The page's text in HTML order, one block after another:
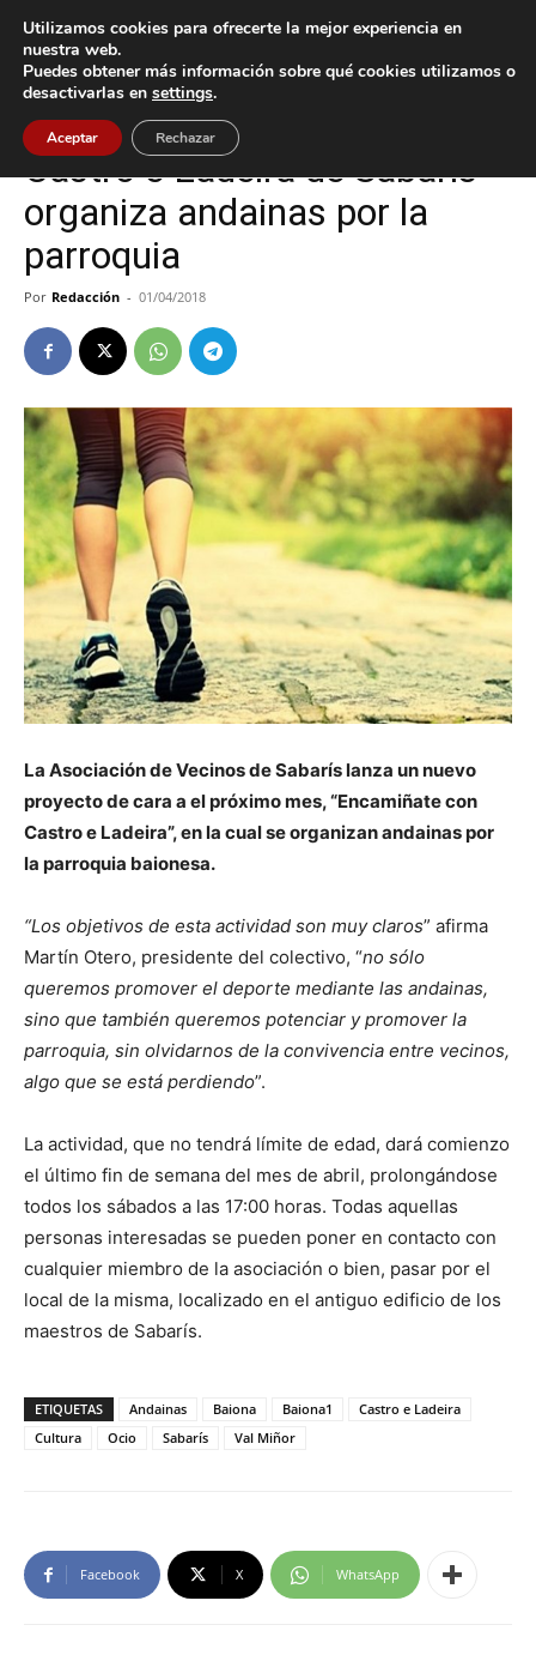
Inicio Baiona
Baiona Cultura / Ocio
Castro e Ladeira de Sabarís
organiza andainas por la
parroquia
Por Redacción - 01/04/2018
La Asociación de Vecinos de Sabarís lanza un nuevo
proyecto de cara a el próximo mes, “Encamiñate con
Castro e Ladeira”, en la cual se organizan andainas por
la parroquia baionesa.
“Los objetivos de esta actividad son muy claros” afirma
Martín Otero, presidente del colectivo, “no sólo
queremos promover el deporte mediante las andainas,
sino que también queremos potenciar y promover la
parroquia, sin olvidarnos de la convivencia entre vecinos,
algo que se está perdiendo”.
La actividad, que no tendrá límite de edad, dará comienzo
el último fin de semana del mes de abril, prolongándose
todos los sábados a las 17:00 horas. Todas aquellas
personas interesadas se pueden poner en contacto con
cualquier miembro de la asociación o bien, pasar por el
local de la misma, localizado en el antiguo edificio de los
maestros de Sabarís.
ETIQUETAS Andainas Baiona Baiona1
Castro e Ladeira
Cultura
Ocio Sabarís Val Miñor
Facebook X WhatsApp
Utilizamos cookies para ofrecerte la mejor experiencia en
nuestra web.
Puedes obtener más información sobre qué cookies utilizamos o
desactivarlas en settings.
Aceptar Rechazar